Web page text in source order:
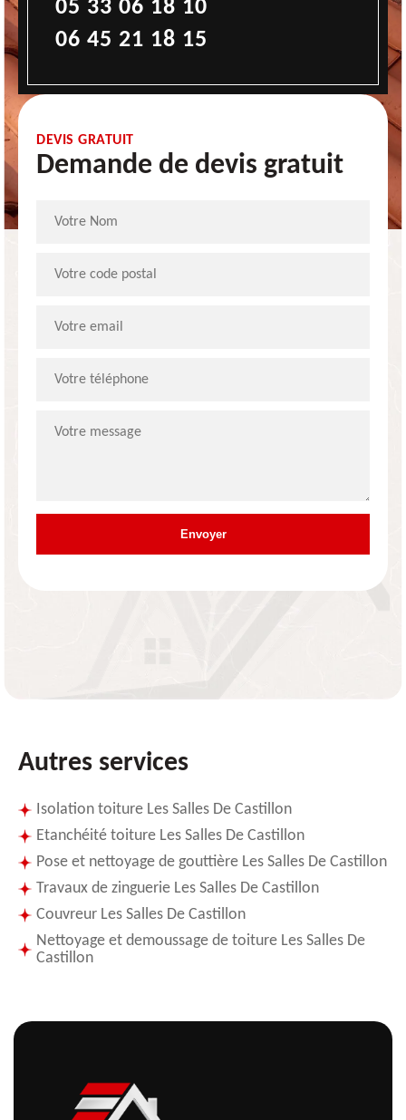
05 33 06 18 10
06 45 21 18 15
DEVIS GRATUIT
Demande de devis gratuit
Autres services
Isolation toiture Les Salles De Castillon
Etanchéité toiture Les Salles De Castillon
Pose et nettoyage de gouttière Les Salles De Castillon
Travaux de zinguerie Les Salles De Castillon
Couvreur Les Salles De Castillon
Nettoyage et demoussage de toiture Les Salles De
Castillon